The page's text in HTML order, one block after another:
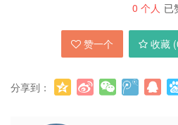
0 个人 已
赞一个 收藏 (
分享到：